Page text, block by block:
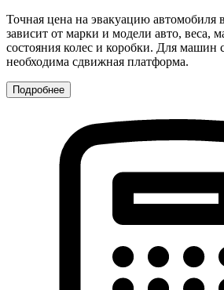
Точная цена на эвакуацию автомобиля
зависит от марки и модели авто, веса,
состояния колес и коробки. Для машин
необходима сдвижная платформа.
Подробнее